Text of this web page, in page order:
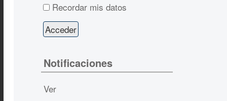
Recordar mis datos
Notificaciones
Ver